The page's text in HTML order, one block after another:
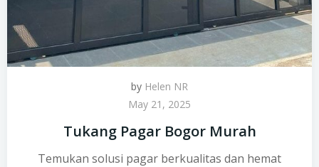
by Helen NR
May 21, 2025
Tukang Pagar Bogor Murah
Temukan solusi pagar berkualitas dan hemat